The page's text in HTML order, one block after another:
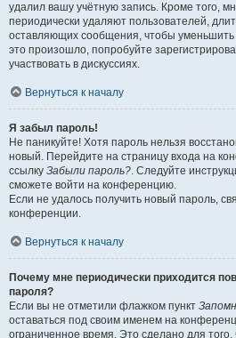
удалил вашу учётную запись. Кроме того,
периодически удаляют пользователей,
оставляющих сообщения, чтобы
это произошло, попробуйте
участвовать в дискуссиях.
Вернуться к началу
Я забыл пароль!
Не паникуйте! Хотя пароль нельзя
новый. Перейдите на страницу входа на
ссылку Забыли пароль?. Следуйте
сможете войти на конференцию.
Если не удалось получить новый пароль,
конференции.
Вернуться к началу
Почему мне периодически приходится
пароля?
Если вы не отметили флажком пункт
оставаться под своим именем на
ограниченное время. Это сделано для того,